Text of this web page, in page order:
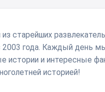
старейших
2003 года. Каждый день
истории и интересные
историей!